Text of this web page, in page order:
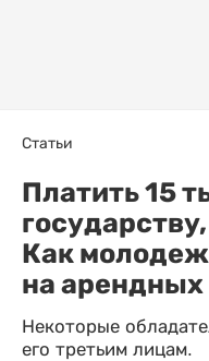
Статьи
Платить 15
Как
на арендных
Некоторые
его третьим лицам.